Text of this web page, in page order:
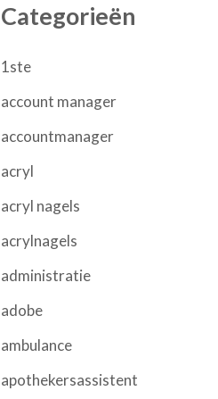
Categorieën
1ste
account manager
accountmanager
acryl
acryl nagels
acrylnagels
administratie
adobe
ambulance
apothekersassistent